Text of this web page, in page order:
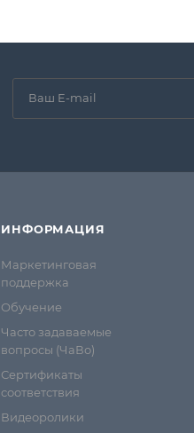
ИНФОРМАЦИЯ
Маркетинговая
поддержка
Обучение
Часто задаваемые
вопросы (ЧаВо)
Сертификаты
соответствия
Видеоролики